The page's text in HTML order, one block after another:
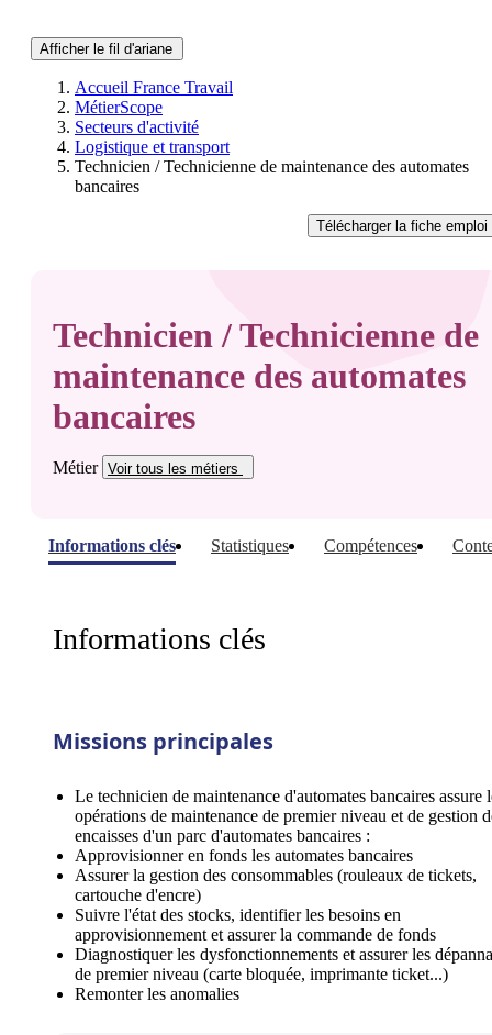
Afficher le fil d'ariane
Accueil France Travail
MétierScope
Secteurs d'activité
Logistique et transport
Technicien / Technicienne de maintenance des automates
bancaires
Télécharger la fiche emploi
Technicien / Technicienne de
maintenance des automates
bancaires
Métier Voir tous les métiers
Informations clés Statistiques Compétences
Informations clés
Missions principales
Le technicien de maintenance d'automates bancaires assure
opérations de maintenance de premier niveau et de gestion
encaisses d'un parc d'automates bancaires :
Approvisionner en fonds les automates bancaires
Assurer la gestion des consommables (rouleaux de tickets,
cartouche d'encre)
Suivre l'état des stocks, identifier les besoins en
approvisionnement et assurer la commande de fonds
Diagnostiquer les dysfonctionnements et assurer les
de premier niveau (carte bloquée, imprimante ticket...)
Remonter les anomalies